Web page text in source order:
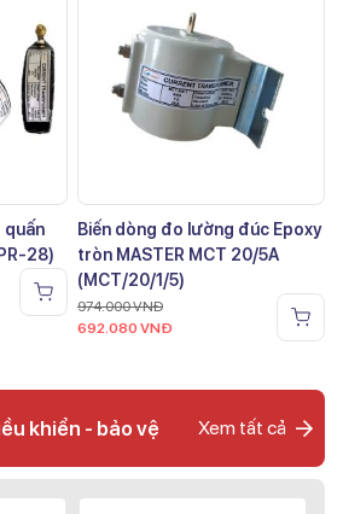
quấn
28)
Biến dòng đo lường đúc Epoxy
tròn MASTER MCT 20/5A
(MCT/20/1/5)
974.000VNĐ
692.080 VNĐ
khiển - bảo vệ Xem tất cả